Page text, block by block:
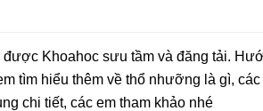
Khoahoc sưu tầm và đăng tải.
tìm hiểu thêm về thổ nhưỡng là gì,
chi tiết, các em tham khảo nhé